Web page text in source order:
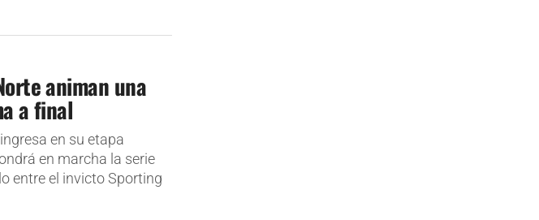
animan una
a final
en su etapa
en marcha la serie
entre el invicto Sporting